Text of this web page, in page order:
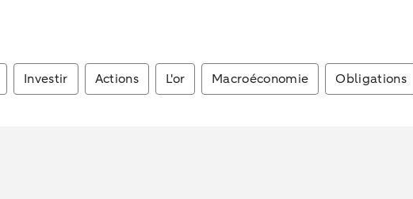
Investir Actions L'or Macroéconomie Obligations